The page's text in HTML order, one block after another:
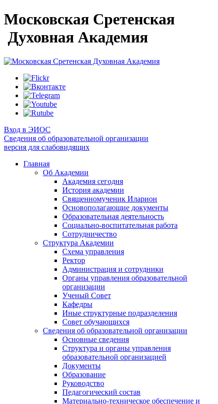
Московская Сретенская
Духовная Академия
Вход в ЭИОС
Сведения об образовательной организации
версия для слабовидящих
Главная
Об Академии
Академия сегодня
История академии
Священномученик Иларион
Основополагающие документы
Образовательная деятельность
Социально-воспитательная работа
Сотрудничество
Структура Академии
Схема управления
Ректор
Администрация и сотрудники
Органы управления образовательной
организации
Ученый Совет
Кафедры
Иные структурные подразделения
Совет обучающихся
Сведения об образовательной организации
Основные сведения
Структура и органы управления
образовательной организацией
Документы
Образование
Руководство
Педагогический состав
Материально-техническое обеспечение и